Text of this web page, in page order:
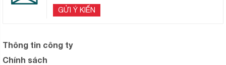
GỬI Ý KIẾN
Thông tin công ty
Chính sách